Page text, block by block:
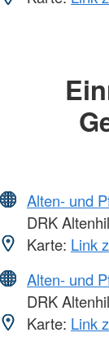
Alten- und
DRK
Karte: Link
Alten- und
DRK
Karte: Link